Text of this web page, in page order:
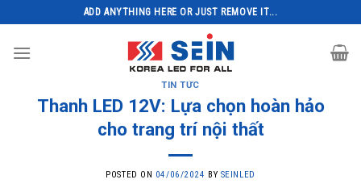
to
content
ADD ANYTHING HERE OR JUST REMOVE IT...
TIN TỨC
Thanh LED 12V: Lựa chọn hoàn hảo
cho trang trí nội thất
POSTED ON 04/06/2024 BY SEINLED